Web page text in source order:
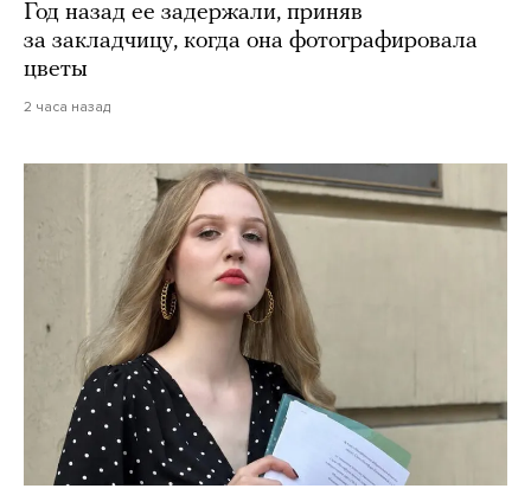
Год назад ее задержали, приняв
за закладчицу, когда она фотографировала
цветы
2 часа назад